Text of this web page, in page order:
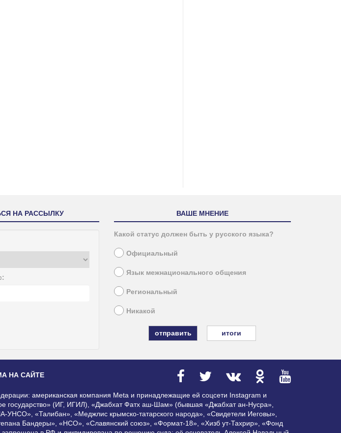
НА РАССЫЛКУ ВАШЕ МНЕНИЕ
Какой статус должен быть у русского языка?
Официальный
Язык межнационального общения
Региональный
Никакой
итоги
НА САЙТЕ
американская компания Meta и принадлежащие ей соцсети Instagram и
государство» (ИГ, ИГИЛ), «Джабхат Фатх аш-Шам» (бывшая «Джабхат ан-Нусра»,
«Талибан», «Меджлис крымско-татарского народа», «Свидетели Иеговы»,
Бандеры», «НСО», «Славянский союз», «Формат-18», «Хизб ут-Тахрир», «Фонд